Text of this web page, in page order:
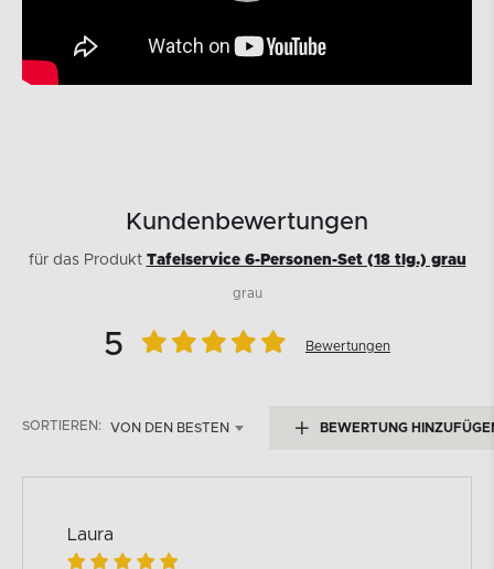
Kundenbewertungen
für das Produkt Tafelservice 6-Personen-Set (18 tlg.) grau
grau
5 Bewertungen
SORTIEREN: VON DEN BESTEN BEWERTUNG
Laura